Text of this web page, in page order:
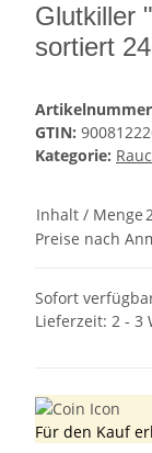
Glutkiller
sortiert
GTIN:
Kategorie:
Inhalt / Menge
Preise nach
Sofort
Lieferzeit: 2 - 3
Für den Kauf